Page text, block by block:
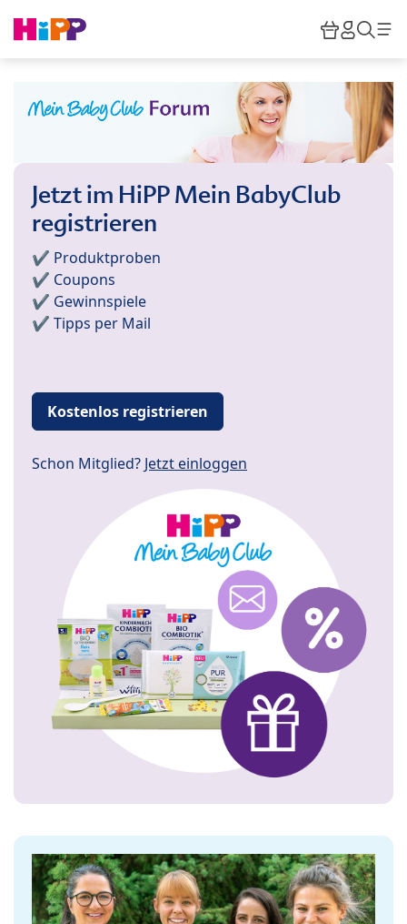
HiPP
Jetzt im HiPP Mein BabyClub
registrieren
✔️ Produktproben
✔️ Coupons
✔️ Gewinnspiele
✔️ Tipps per Mail
Kostenlos registrieren
Schon Mitglied? Jetzt einloggen